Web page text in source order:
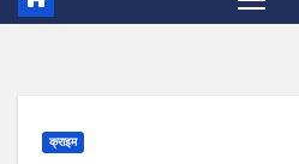
क्राइम